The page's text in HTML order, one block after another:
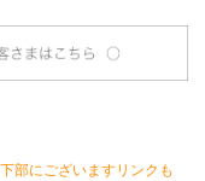
部にございますリンクも